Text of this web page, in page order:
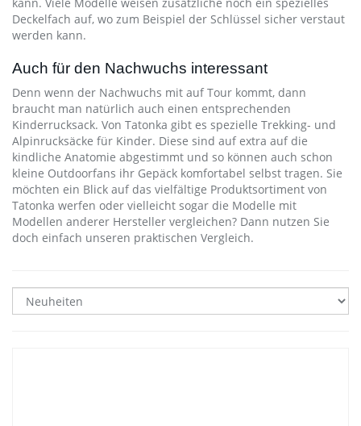
Deckelfach auf, wo zum Beispiel der Schlüssel sicher verstaut
werden kann.
Auch für den Nachwuchs interessant
Denn wenn der Nachwuchs mit auf Tour kommt, dann
braucht man natürlich auch einen entsprechenden
Kinderrucksack. Von Tatonka gibt es spezielle Trekking- und
Alpinrucksäcke für Kinder. Diese sind auf extra auf die
kindliche Anatomie abgestimmt und so können auch schon
kleine Outdoorfans ihr Gepäck komfortabel selbst tragen. Sie
möchten ein Blick auf das vielfältige Produktsortiment von
Tatonka werfen oder vielleicht sogar die Modelle mit
Modellen anderer Hersteller vergleichen? Dann nutzen Sie
doch einfach unseren praktischen Vergleich.